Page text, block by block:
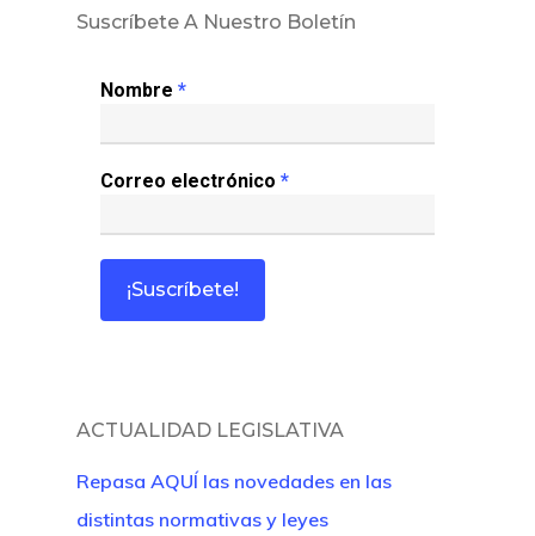
Suscríbete A Nuestro Boletín
Nombre *
Correo electrónico *
ACTUALIDAD LEGISLATIVA
Repasa AQUÍ las novedades en las
distintas normativas y leyes